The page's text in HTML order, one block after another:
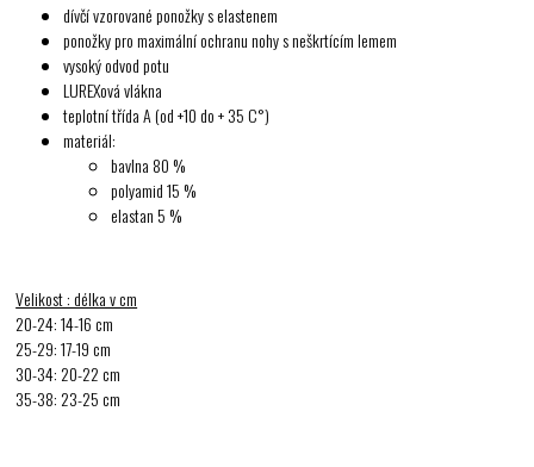
dívčí vzorované ponožky s elastenem
ponožky pro maximální ochranu nohy s neškrtícím lemem
vysoký odvod potu
LUREXová vlákna
teplotní třída A (od +10 do + 35 C°)
materiál:
bavlna 80 %
polyamid 15 %
elastan 5 %
Velikost : délka v cm
20-24: 14-16 cm
25-29: 17-19 cm
30-34: 20-22 cm
35-38: 23-25 cm